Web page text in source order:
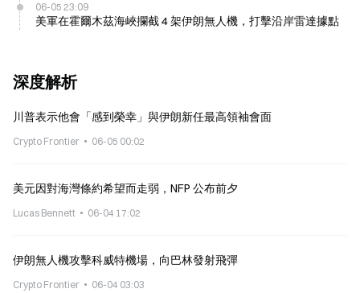
06-05 23:09
美軍在霍爾木茲海峽攔截 4 架伊朗無人機，打擊沿岸雷達據點
深度解析
川普表示他會「感到榮幸」與伊朗新任最高領袖會面
Crypto Frontier 06-05 00:02
美元因對海灣條約希望而走弱，NFP 公布前夕
Lucas Bennett 06-04 17:02
伊朗無人機攻擊科威特機場，向巴林發射飛彈
Crypto Frontier 06-04 03:03